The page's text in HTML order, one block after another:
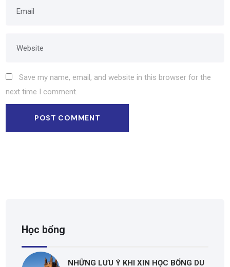
Save my name, email, and website in this browser for the
next time I comment.
Học bổng
NHỮNG LƯU Ý KHI XIN HỌC BỔNG DU